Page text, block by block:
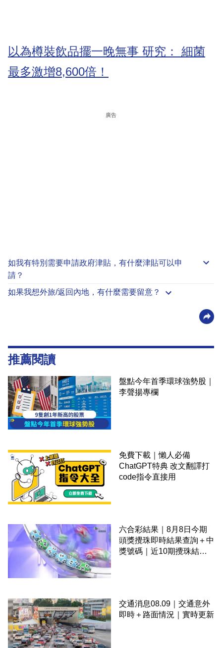
以為樽裝飲品擺一晚無事 研究： 細菌
最多激增8,600倍！
廣告
如我有特別需要申請政府津貼 ，有什麼津貼可以申
請？
如果我想外旅/返回內地，有什麼需要留意？
推薦閱讀
盤點今年首季環球強勢股｜
李聲揚專欄
免費下載｜懶人必備
ChatGPT特典 改文翻譯打
code指令直接用
六合彩結果｜8月8日今期
頭獎攪珠即時結果查詢＋中
獎號碼｜近10期攪珠結果
交通消息08.09｜交通意外
即時＋路面情況｜實時更新